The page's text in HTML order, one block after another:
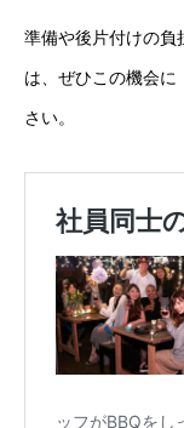
準備や後片付けの負
は、ぜひこの機会に
さい。